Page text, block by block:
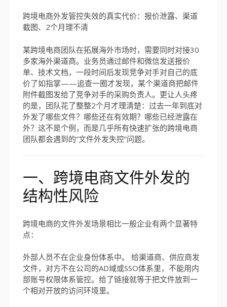
跨境电商外发管控失效的真实代价：报价泄露、渠道
截图、2个月理不清
某跨境电商团队在拓展海外市场时，需要同时对接30
多家海外渠道商。业务员通过邮件和微信发送报价
单、技术文档，一段时间后发现竞争对手对自己的底
价了如指掌——追查一圈才发现，某个渠道商把邮件
附件截图发给了竞争对手的采购负责人。更让人头疼
的是，团队花了整整2个月才理清楚：过去一年到底对
外发了哪些文件？哪些还在有效期？哪些已经泄露在
外？这不是个例，而是几乎所有快速扩张的跨境电商
团队都会遇到的”文件外发失控”问题。
一、跨境电商文件外发的
结构性风险
跨境电商的文件外发场景相比一般企业有两个显著特
点：
外部人员不在企业身份体系中。 给渠道商、供应商发
文件，对方不在公司的AD域或SSO体系里，不能用内
部账号权限体系管控。给了链接就等于把文件放到一
个相对开放的访问环境里。